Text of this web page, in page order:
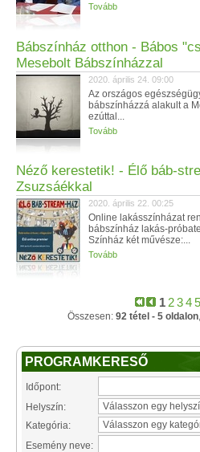
Tovább
Bábszínház otthon - Bábos
Mesebolt Bábszínházzal
2020. április 24. 09:00
Az országos
bábszínházzá alakult a
ezúttal...
Tovább
Néző kerestetik! - Élő báb-
Zsuzsáékkal
2020. április 22. 00:25
Online lakásszínházat
bábszínház lakás-
Színház két művésze:...
Tovább
1 2345
Összesen: 92 tétel - 5 oldalon
PROGRAMKERESŐ
Időpont:
Helyszín:
Kategória:
Esemény neve: